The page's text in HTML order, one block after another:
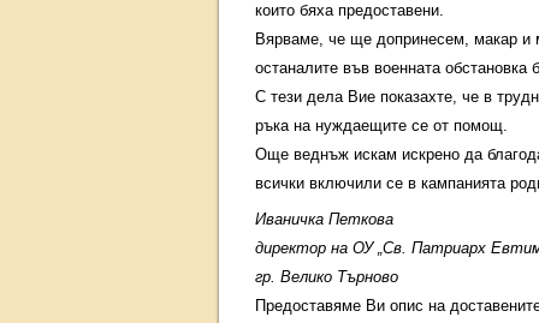
които бяха предоставени.
Вярваме, че ще допринесем, макар и
останалите във военната обстановка
С тези дела Вие показахте, че в
ръка на нуждаещите се от помощ.
Още веднъж искам искрено да
всички включили се в кампанията
Иваничка Петкова
директор на ОУ „Св. Патриарх
гр. Велико Търново
Предоставяме Ви опис на